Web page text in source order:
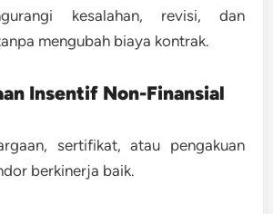
kesalahan, revisi, dan
mengubah biaya kontrak.
Insentif Non-Finansial
sertifikat, atau pengakuan
berkinerja baik.